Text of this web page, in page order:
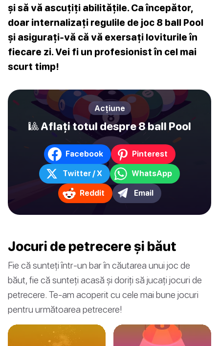
și să vă ascuțiți abilitățile. Ca începător,
doar internalizați regulile de joc 8 ball Pool
și asigurați-vă că vă exersați loviturile în
fiecare zi. Vei fi un profesionist în cel mai
scurt timp!
Acțiune
🎱 Aflați totul despre 8 ball Pool
Facebook Pinterest
Twitter / X WhatsApp
Reddit Email
Jocuri de petrecere și băut
Fie că sunteți într-un bar în căutarea unui joc de
băut, fie că sunteți acasă și doriți să jucați jocuri de
petrecere. Te-am acoperit cu cele mai bune jocuri
pentru următoarea petrecere!